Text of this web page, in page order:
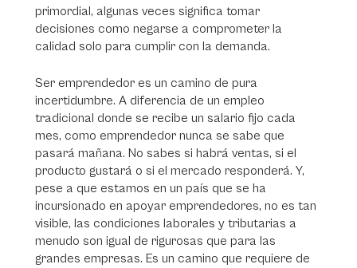
primordial, algunas veces significa tomar
decisiones como negarse a comprometer la
calidad solo para cumplir con la demanda.
Ser emprendedor es un camino de pura
incertidumbre. A diferencia de un empleo
tradicional donde se recibe un salario fijo cada
mes, como emprendedor nunca se sabe que
pasará mañana. No sabes si habrá ventas, si el
producto gustará o si el mercado responderá. Y,
pese a que estamos en un país que se ha
incursionado en apoyar emprendedores, no es tan
visible, las condiciones laborales y tributarias a
menudo son igual de rigurosas que para las
grandes empresas. Es un camino que requiere de